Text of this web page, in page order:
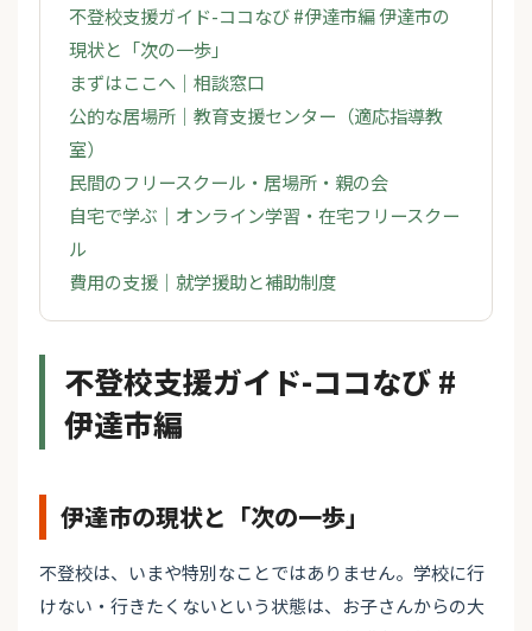
不登校支援ガイド-ココなび #伊達市編 伊達市の
現状と「次の一歩」
まずはここへ｜相談窓口
公的な居場所｜教育支援センター（適応指導教
室）
民間のフリースクール・居場所・親の会
自宅で学ぶ｜オンライン学習・在宅フリースクー
ル
費用の支援｜就学援助と補助制度
不登校支援ガイド-ココなび #
伊達市編
伊達市の現状と「次の一歩」
不登校は、いまや特別なことではありません。学校に行
けない・行きたくないという状態は、お子さんからの大